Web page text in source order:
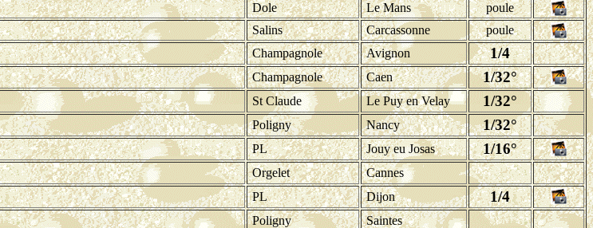
Dole Le Mans
poule
Salins Carcassonne
poule
Champagnole Avignon 1/4
Champagnole Caen 1/32°
St Claude Le Puy en Velay 1/32°
Poligny Nancy 1/32°
PL Jouy eu Josas 1/16°
Orgelet
Cannes
PL Dijon 1/4
Poligny
Saintes